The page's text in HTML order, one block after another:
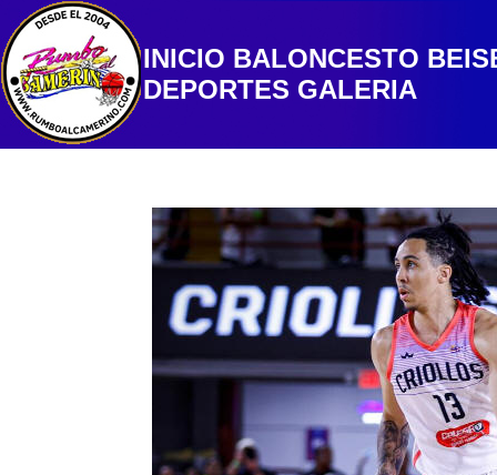
INICIO BALONCESTO
DEPORTES GALERIA